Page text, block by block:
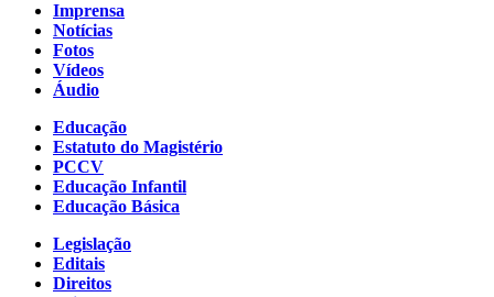
Imprensa
Notícias
Fotos
Vídeos
Áudio
Educação
Estatuto do Magistério
PCCV
Educação Infantil
Educação Básica
Legislação
Editais
Direitos